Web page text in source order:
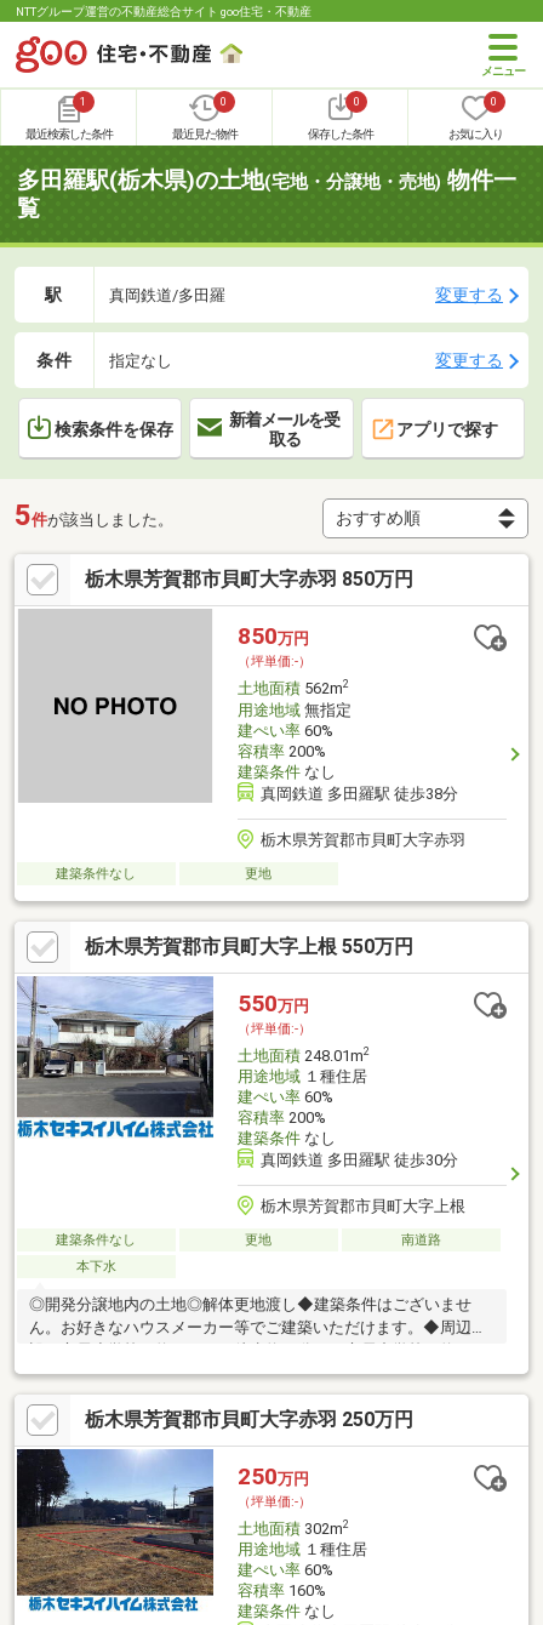
NTTグループ運営の不動産総合サイト goo住宅・不動産
1
最近検索した条件
0
最近見た物件
0
保存した条件
0
お気に入り
多田羅駅(栃木県)の土地(宅地・分譲地・売地) 物件一
覧
駅 真岡鉄道/多田羅 変更する
条件 指定なし 変更する
検索条件を保存
新着メールを受
取る
アプリで探す
5件が該当しました。
栃木県芳賀郡市貝町大字赤羽 850万円
850万円
（坪単価:-）
土地面積562m2
用途地域無指定
建ぺい率60%
容積率200%
建築条件なし
真岡鉄道 多田羅駅 徒歩38分
栃木県芳賀郡市貝町大字赤羽
建築条件なし 更地
栃木県芳賀郡市貝町大字上根 550万円
550万円
（坪単価:-）
土地面積248.01m2
用途地域１種住居
建ぺい率60%
容積率200%
建築条件なし
真岡鉄道 多田羅駅 徒歩30分
栃木県芳賀郡市貝町大字上根
建築条件なし 更地
南道路
本下水
◎開発分譲地内の土地◎解体更地渡し◆建築条件はございませ
ん。お好きなハウスメーカー等でご建築いただけます。◆周辺施
3400m 徒歩約43分）―――――――――――――――――――――――
栃木セキスイハイム(株) 不動産部 フリーダイアル ⇒ ０１２０－
８１６－４１７―――――――――――――――――――――――ご質問・
ご相談などお気軽にお問い合わせください♪お問い合わせの際は
「スーモを見た」とお伝えいただくとスムーズです。
栃木県芳賀郡市貝町大字赤羽 250万円
250万円
（坪単価:-）
土地面積302m2
用途地域１種住居
建ぺい率60%
容積率160%
建築条件なし